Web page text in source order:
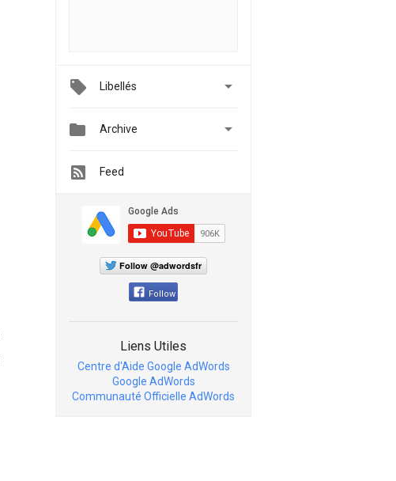
Libellés 
 Archive 
Feed
Follow @adwordsfr
Follow
Liens Utiles
Centre d'Aide Google AdWords
Google AdWords
Communauté Officielle AdWords